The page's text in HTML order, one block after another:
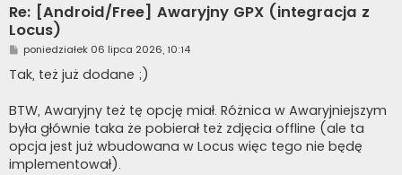
Re: [Android/Free] Awaryjny GPX (integracja z
Locus)
P
o
s
t
poniedziałek 06 lipca 2026, 10:14
Tak, też już dodane ;)
BTW, Awaryjny też tę opcję miał. Różnica w Awaryjniejszym
była głównie taka że pobierał też zdjęcia offline (ale ta
opcja jest już wbudowana w Locus więc tego nie będę
implementował).